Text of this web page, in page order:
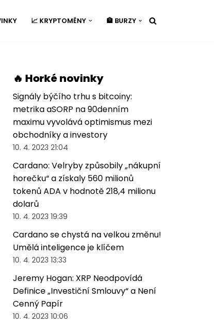
📈 KRYPTOMĚNY 🏦 BURZY
🔥 Horké novinky
Signály býčího trhu s bitcoiny:
metrika aSORP na 90denním
maximu vyvolává optimismus mezi
obchodníky a investory
10. 4. 2023 21:04
Cardano: Velryby způsobily „nákupní
horečku“ a získaly 560 milionů
tokenů ADA v hodnotě 218,4 milionu
dolarů
10. 4. 2023 19:39
Cardano se chystá na velkou změnu!
Umělá inteligence je klíčem
10. 4. 2023 13:33
Jeremy Hogan: XRP Neodpovídá
Definice „Investiční Smlouvy“ a Není
Cenný Papír
10. 4. 2023 10:06